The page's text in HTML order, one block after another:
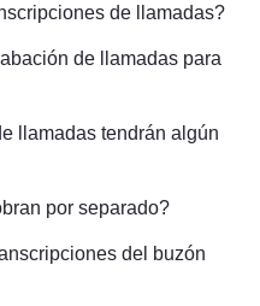
de llamadas?
de llamadas para
llamadas tendrán algún
por separado?
del buzón